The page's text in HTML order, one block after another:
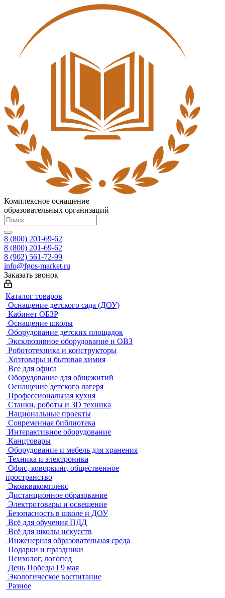
Комплексное оснащение
образовательных организаций
8 (800) 201-69-62
8 (800) 201-69-62
8 (902) 561-72-99
info@fgos-market.ru
Заказать звонок
Каталог товаров
Оснащение детского сада (ДОУ)
Кабинет ОБЗР
Оснащение школы
Оборудование детских площадок
Эксклюзивное оборудование и ОВЗ
Робототехника и конструкторы
Хозтовары и бытовая химия
Все для офиса
Оборудование для общежитий
Оснащение детского лагеря
Профессиональная кухня
Станки, роботы и 3D техника
Национальные проекты
Современная библиотека
Интерактивное оборудование
Канцтовары
Оборудование и мебель для хранения
Техника и электроника
Офис, коворкинг, общественное
пространство
Экоаквакомплекс
Дистанционное образование
Электротовары и освещение
Безопасность в школе и ДОУ
Всё для обучения ПДД
Всё для школы искусств
Инженерная образовательная среда
Подарки и праздники
Психолог, логопед
День Победы I 9 мая
Экологическое воспитание
Разное